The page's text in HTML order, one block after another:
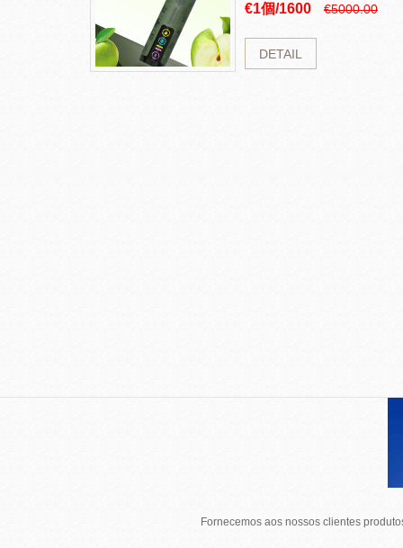
€1個/1600 €5000.00
DETAIL
Fornecemos aos nossos clientes